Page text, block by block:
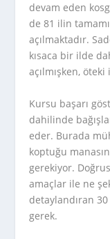
devam eden
de 81 ilin
açılmaktadır.
kısaca bir ilde
açılmışken,
Kursu başarı
dahilinde
eder. Burada
koptuğu
gerekiyor.
amaçlar ile ne
detaylandıran
gerek.